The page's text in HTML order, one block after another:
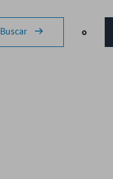
Geotextiles
Drenajes
Buscar o